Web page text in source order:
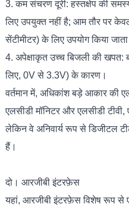
3. कम संचरण दूरी: हस्तक्षेप की
लिए उपयुक्त नहीं है; आम तौर पर
सेंटीमीटर) के लिए उपयोग किया
4. अपेक्षाकृत उच्च बिजली की खपत:
लिए, 0V से 3.3V) के कारण।
वर्तमान में, अधिकांश बड़े आकार की
एलसीडी मॉनिटर और एलसीडी
लेकिन वे अनिवार्य रूप से डिजीटल
हैं।
दो। आरजीबी इंटरफ़ेस
यहां, आरजीबी इंटरफ़ेस विशेष रूप से